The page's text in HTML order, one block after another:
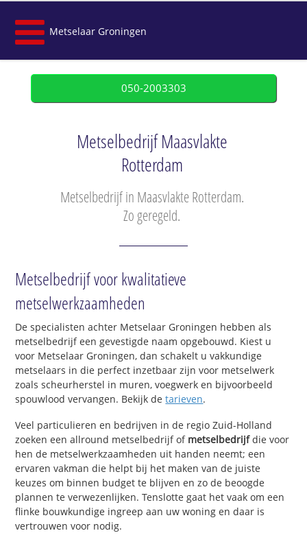
Metselaar Groningen
050-2003303
Metselbedrijf Maasvlakte
Rotterdam
Metselbedrijf in Maasvlakte Rotterdam.
Zo geregeld.
Metselbedrijf voor kwalitatieve
metselwerkzaamheden
De specialisten achter Metselaar Groningen hebben als
metselbedrijf een gevestigde naam opgebouwd. Kiest u
voor Metselaar Groningen, dan schakelt u vakkundige
metselaars in die perfect inzetbaar zijn voor metselwerk
zoals scheurherstel in muren, voegwerk en bijvoorbeeld
spouwlood vervangen. Bekijk detarieven.
Veel particulieren en bedrijven in de regio Zuid-Holland
zoeken een allround metselbedrijf of metselbedrijfdie voor
hen de metselwerkzaamheden uit handen neemt; een
ervaren vakman die helpt bij het maken van de juiste
keuzes om binnen budget te blijven en zo de beoogde
plannen te verwezenlijken. Tenslotte gaat het vaak om een
flinke bouwkundige ingreep aan uw woning en daar is
vertrouwen voor nodig.